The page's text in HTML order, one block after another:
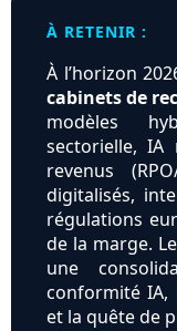
À RETENIR :
À l’horizon
cabinets de
modèles
sectorielle, IA
revenus
digitalisés,
régulations
de la marge.
une
conformité IA,
et la quête de